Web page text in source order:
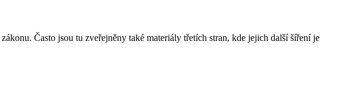
Často jsou tu zveřejněny také materiály třetích stran, kde jejich další šíření je